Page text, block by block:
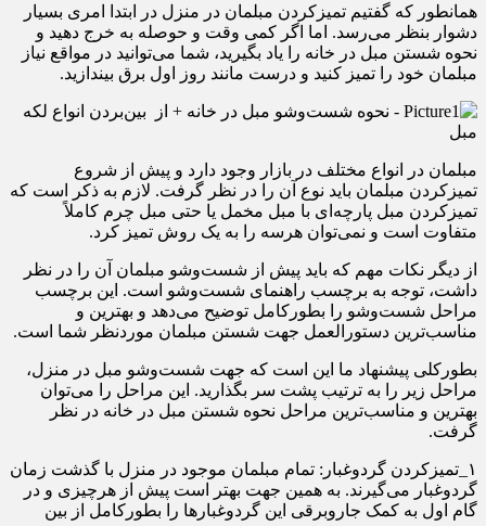
همانطور که گفتیم تمیزکردن مبلمان در منزل در ابتدا امری بسیار
دشوار بنظر می‌رسد. اما اگر کمی وقت و حوصله به خرج دهید و
نحوه شستن مبل در خانه را یاد بگیرید، شما می‌توانید در مواقع نیاز
مبلمان خود را تمیز کنید و درست مانند روز اول برق بیندازید.
مبلمان در انواع مختلف در بازار وجود دارد و پیش از شروع
تمیزکردن مبلمان باید نوع آن را در نظر گرفت. لازم به ذکر است که
تمیزکردن مبل پارچه‌ای با مبل مخمل یا حتی مبل چرم کاملاً
متفاوت است و نمی‌توان هرسه را به یک روش تمیز کرد.
از دیگر نکات مهم که باید پیش از شست‌وشو مبلمان آن را در نظر
داشت، توجه به برچسب راهنمای شست‌وشو است. این برچسب
مراحل شست‌وشو را بطورکامل توضیح می‌دهد و بهترین و
مناسب‌ترین دستورالعمل جهت شستن مبلمان موردنظر شما است.
بطورکلی پیشنهاد ما این است که جهت شست‌وشو مبل در منزل،
مراحل زیر را به ترتیب پشت سر بگذارید. این مراحل را می‌توان
بهترین و مناسب‌ترین مراحل نحوه شستن مبل در خانه در نظر
گرفت.
۱_تمیزکردن گردوغبار: تمام مبلمان موجود در منزل با گذشت زمان
گردوغبار می‌گیرند. به همین جهت بهتر است پیش از هرچیزی و در
گام اول به کمک جاروبرقی این گردوغبارها را بطورکامل از بین